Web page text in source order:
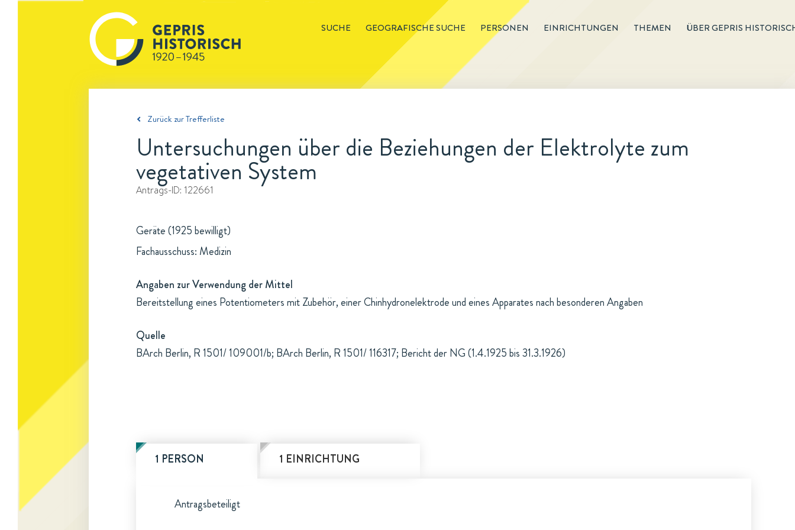
SUCHE GEOGRAFISCHE SUCHE PERSONEN EINRICHTUNGEN THEMEN ÜBER GEPRIS
Zurück zur Trefferliste
Untersuchungen über die Beziehungen der Elektrolyte zum
vegetativen System
Antrags-ID: 122661
Geräte (1925 bewilligt)
Fachausschuss: Medizin
Angaben zur Verwendung der Mittel
Bereitstellung eines Potentiometers mit Zubehör, einer Chinhydronelektrode und eines Apparates nach besonderen Angaben
Quelle
BArch Berlin, R 1501/ 109001/b; BArch Berlin, R 1501/ 116317; Bericht der NG (1.4.1925 bis 31.3.1926)
1 PERSON 1 EINRICHTUNG
Antragsbeteiligt